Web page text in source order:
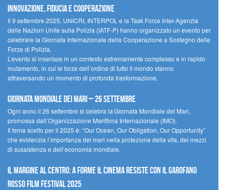
innovazione, fiducia e cooperazione
Il 9 settembre 2025, UNICRI, INTERPOL e la Task Force Inter-Agenzia
delle Nazioni Unite sulla Polizia (IATF-P) hanno organizzato un evento per
celebrare la Giornata Internazionale della Cooperazione a Sostegno delle
Forze di Polizia.
L’evento si inserisce in un contesto estremamente complesso e in rapido
mutamento, in cui le forze dell’ordine di tutto il mondo stanno
attraversando un momento di profonda trasformazione.
Giornata Mondiale dei Mari – 26 settembre
Ogni anno il 26 settembre si celebra la Giornata Mondiale dei Mari,
promossa dall’Organizzazione Marittima Internazionale (IMO).
Il tema scelto per il 2025 è: “Our Ocean, Our Obligation, Our Opportunity”
che evidenzia l’importanza dei mari nella protezione della vita, dei mezzi
di sussistenza e dell’economia mondiale.
Il margine al centro: a Forme il cinema resiste con il Garofano
Rosso Film Festival 2025